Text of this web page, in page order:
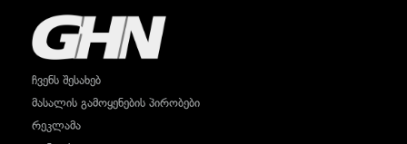
ჩვენს შესახებ
მასალის გამოყენების პირობები
რეკლამა